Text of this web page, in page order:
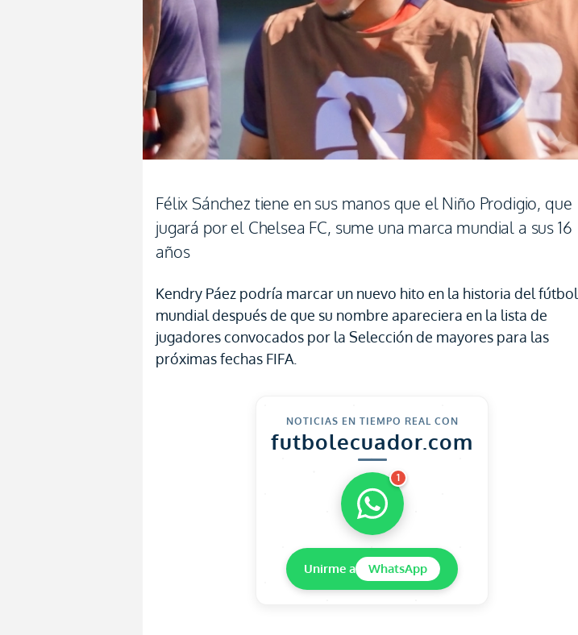
Félix Sánchez tiene en sus manos que el Niño Prodigio, que
jugará por el Chelsea FC, sume una marca mundial a sus 16
años
Kendry Páez podría marcar un nuevo hito en la historia del fútbol
mundial después de que su nombre apareciera en la lista de
jugadores convocados por la Selección de mayores para las
próximas fechas FIFA.
NOTICIAS EN TIEMPO REAL CON
futbolecuador.com
1
Unirme a WhatsApp